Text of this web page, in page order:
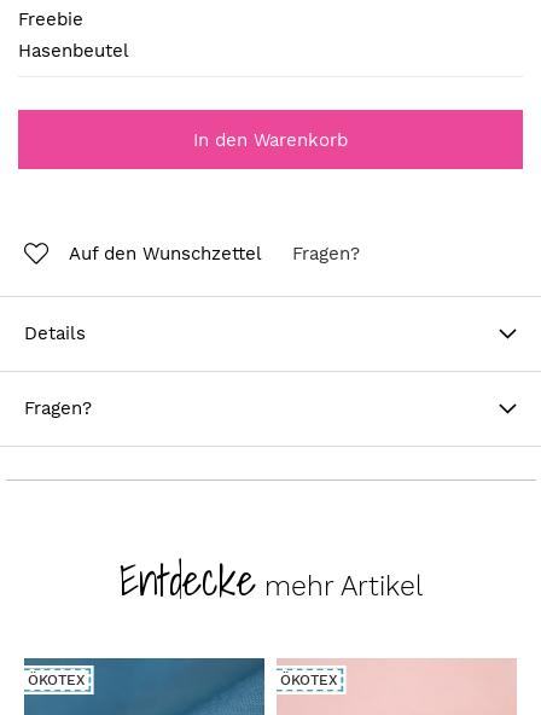
Freebie
Hasenbeutel
In den Warenkorb
Auf den Wunschzettel Fragen?
Details
Fragen?
Entdeckemehr Artikel
ÖKOTEX ÖKOTEX